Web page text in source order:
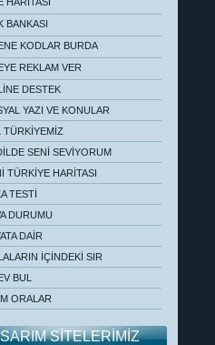
BANKASI
KODLAR BURDA
REKLAM VER
DESTEK
YAZI VE KONULAR
TÜRKİYEMİZ
SENİ SEVİYORUM
TÜRKİYE HARİTASI
TESTİ
DURUMU
DAİR
İÇİNDEKİ SIR
BUL
ORALAR
SİTELERİMİZ